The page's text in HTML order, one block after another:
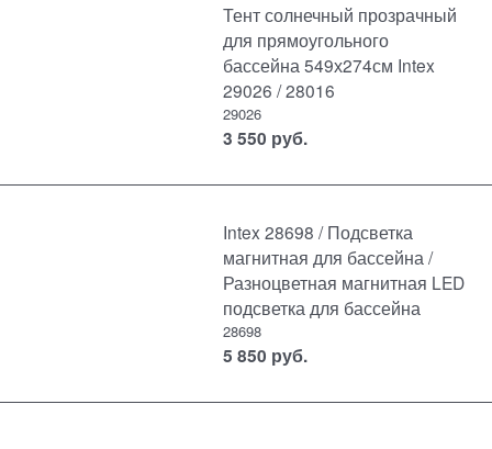
Тент солнечный прозрачный
для прямоугольного
бассейна 549х274см Intex
29026 / 28016
29026
3 550 руб.
Intex 28698 / Подсветка
магнитная для бассейна /
Разноцветная магнитная LED
подсветка для бассейна
28698
5 850 руб.